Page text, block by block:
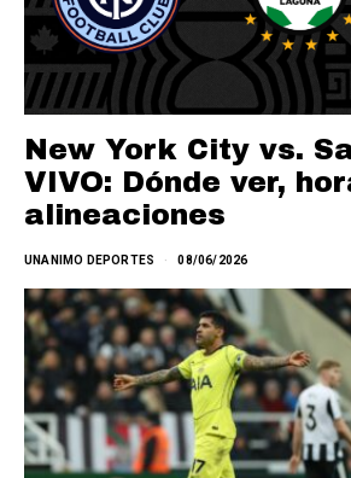
New York City vs.
VIVO: Dónde ver,
alineaciones
UNANIMO DEPORTES 08/06/2026